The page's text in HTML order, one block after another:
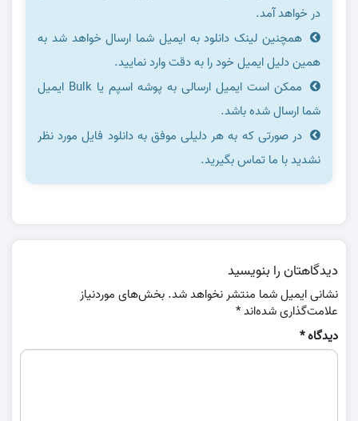
در خواهد آمد.
همچنین لینک دانلود به ایمیل شما ارسال خواهد شد به
همین دلیل ایمیل خود را به دقت وارد نمایید.
ممکن است ایمیل ارسالی به پوشه اسپم یا Bulk ایمیل
شما ارسال شده باشد.
در صورتی که به هر دلیلی موفق به دانلود فایل مورد نظر
نشدید با ما تماس بگیرید.
دیدگاهتان را بنویسید
نشانی ایمیل شما منتشر نخواهد شد. بخش‌های موردنیاز
علامت‌گذاری شده‌اند*
دیدگاه*